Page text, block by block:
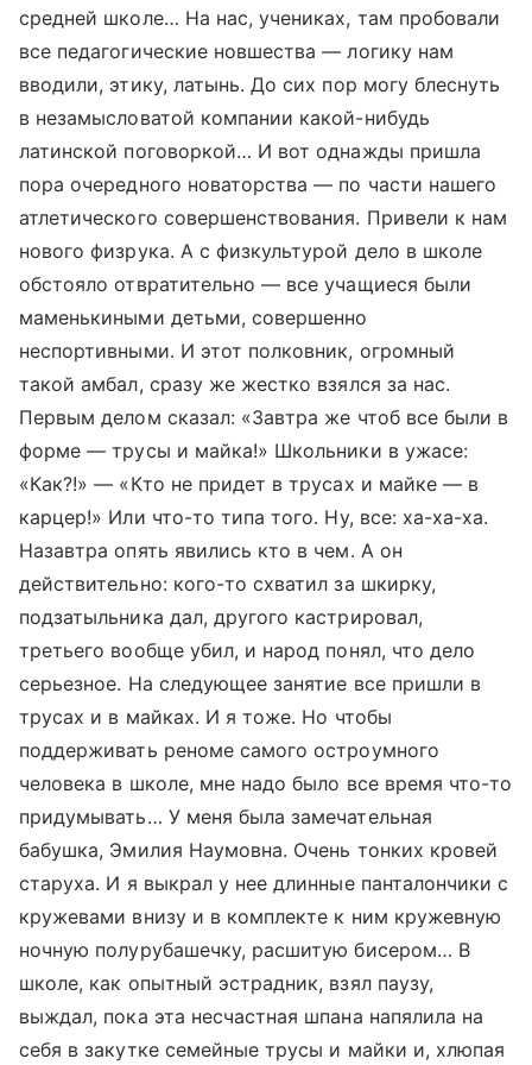
средней школе… На нас, учениках, там пробовали
все педагогические новшества — логику нам
вводили, этику, латынь. До сих пор могу блеснуть
в незамысловатой компании какой-нибудь
латинской поговоркой… И вот однажды пришла
пора очередного новаторства — по части нашего
атлетического совершенствования. Привели к нам
нового физрука. А с физкультурой дело в школе
обстояло отвратительно — все учащиеся были
маменькиными детьми, совершенно
неспортивными. И этот полковник, огромный
такой амбал, сразу же жестко взялся за нас.
Первым делом сказал: «Завтра же чтоб все были в
форме — трусы и майка!» Школьники в ужасе:
«Как?!» — «Кто не придет в трусах и майке — в
карцер!» Или что-то типа того. Ну, все: ха-ха-ха.
Назавтра опять явились кто в чем. А он
действительно: кого-то схватил за шкирку,
подзатыльника дал, другого кастрировал,
третьего вообще убил, и народ понял, что дело
серьезное. На следующее занятие все пришли в
трусах и в майках. И я тоже. Но чтобы
поддерживать реноме самого остроумного
человека в школе, мне надо было все время что-то
придумывать… У меня была замечательная
бабушка, Эмилия Наумовна. Очень тонких кровей
старуха. И я выкрал у нее длинные панталончики с
кружевами внизу и в комплекте к ним кружевную
ночную полурубашечку, расшитую бисером… В
школе, как опытный эстрадник, взял паузу,
выждал, пока эта несчастная шпана напялила на
себя в закутке семейные трусы и майки и, хлюпая